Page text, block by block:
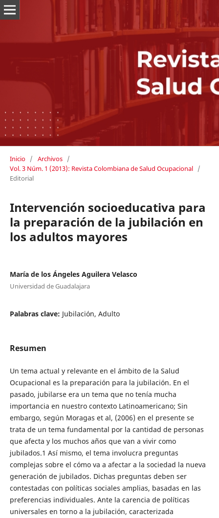
Inicio / Archivos /
Vol. 3 Núm. 1 (2013): Revista Colombiana de Salud Ocupacional /
Editorial
Intervención socioeducativa para
la preparación de la jubilación en
los adultos mayores
María de los Ángeles Aguilera Velasco
Universidad de Guadalajara
Palabras clave: Jubilación, Adulto
Resumen
Un tema actual y relevante en el ámbito de la Salud
Ocupacional es la preparación para la jubilación. En el
pasado, jubilarse era un tema que no tenía mucha
importancia en nuestro contexto Latinoamericano; Sin
embargo, según Moragas et al, (2006) en el presente se
trata de un tema fundamental por la cantidad de personas
que afecta y los muchos años que van a vivir como
jubilados.1 Así mismo, el tema involucra preguntas
complejas sobre el cómo va a afectar a la sociedad la nueva
generación de jubilados. Dichas preguntas deben ser
contestadas con políticas sociales amplias, basadas en las
preferencias individuales. Ante la carencia de políticas
universales en torno a la jubilación, caracterizada